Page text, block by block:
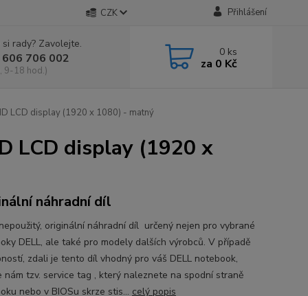
CZK Přihlášení
rady? Zavolejte.
706 002
9-18 hod.)
0 ks
za 0 Kč
LCD display (1920 x 1080) - matný
LCD display (1920 x
náhradní díl
originální náhradní díl určený nejen pro vybrané
DELL, ale také pro modely dalších výrobců. V případě
zdali je tento díl vhodný pro váš DELL notebook,
nám tzv. service tag , který naleznete na spodní straně
nebo v BIOSu skrze stis... celý popis